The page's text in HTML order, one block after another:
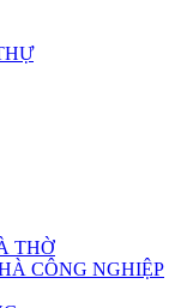
THỜ
CÔNG NGHIỆP